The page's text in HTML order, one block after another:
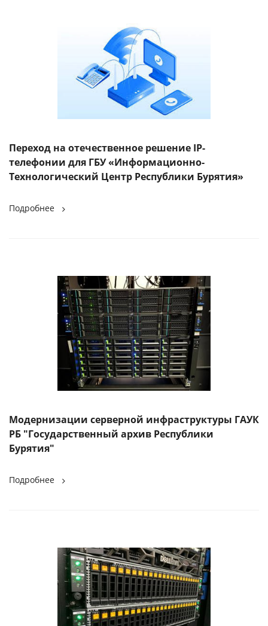
Переход на отечественное решение IP-
телефонии для ГБУ «Информационно-
Технологический Центр Республики Бурятия»
Подробнее
Модернизации серверной инфраструктуры ГАУК
РБ "Государственный архив Республики
Бурятия"
Подробнее